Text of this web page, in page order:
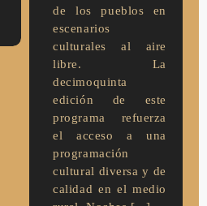
de los pueblos en
escenarios
culturales al aire
libre. La
decimoquinta
edición de este
programa refuerza
el acceso a una
programación
cultural diversa y de
calidad en el medio